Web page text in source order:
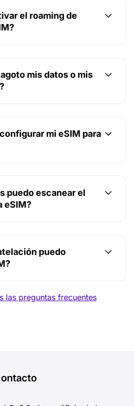
el roaming de
mis datos o mis
mi eSIM para
puedo escanear el
eSIM?
puedo
las preguntas frecuentes